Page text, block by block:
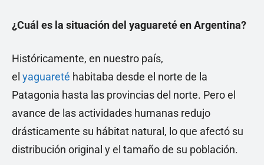
¿Cuál es la situación del yaguareté en Argentina?
Históricamente, en nuestro país,
el yaguareté habitaba desde el norte de la
Patagonia hasta las provincias del norte. Pero el
avance de las actividades humanas redujo
drásticamente su hábitat natural, lo que afectó su
distribución original y el tamaño de su población.